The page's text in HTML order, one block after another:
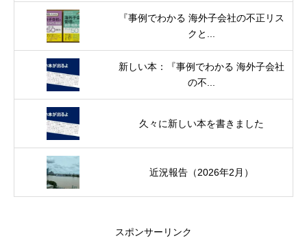
『事例でわかる 海外子会社の不正リス
クと...
新しい本：『事例でわかる 海外子会社
の不...
久々に新しい本を書きました
近況報告（2026年2月）
スポンサーリンク